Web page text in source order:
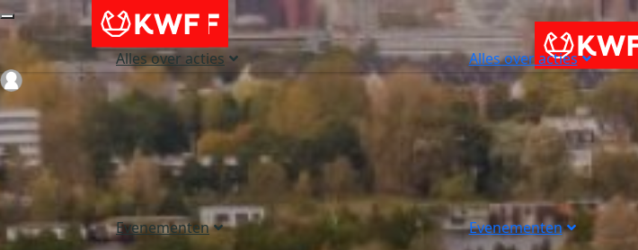
Alles over acties
Evenementen
Alles over acties
Evenementen
Login